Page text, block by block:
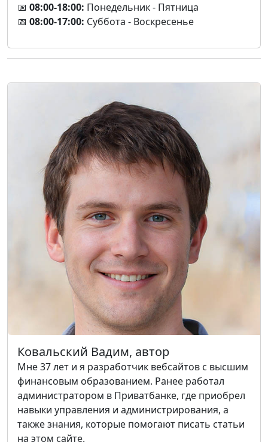
📅 08:00-18:00: Понедельник - Пятница
📅 08:00-17:00: Суббота - Воскресенье
Ковальский Вадим, автор
Мне 37 лет и я разработчик вебсайтов с высшим
финансовым образованием. Ранее работал
администратором в Приватбанке, где приобрел
навыки управления и администрирования, а
также знания, которые помогают писать статьи
на этом сайте.